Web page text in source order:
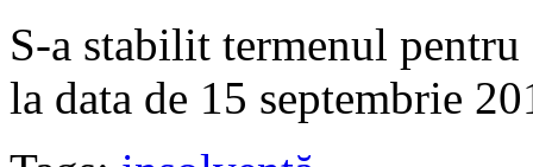
S-a stabilit termenul
la data de 15 septembrie